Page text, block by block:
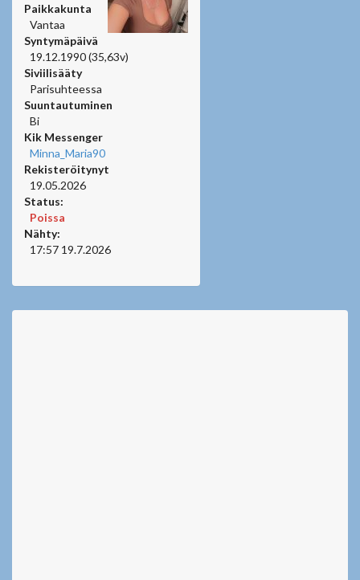
Paikkakunta
Vantaa
Syntymäpäivä
19.12.1990 (35,63v)
Siviilisääty
Parisuhteessa
Suuntautuminen
Bi
Kik Messenger
Minna_Maria90
Rekisteröitynyt
19.05.2026
Status:
Poissa
Nähty:
17:57 19.7.2026